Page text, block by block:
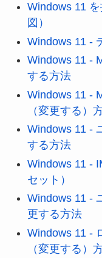
Windows 11
図）
Windows 11 -
Windows 11 -
する方法
Windows 11 -
（変更する）
Windows 11 -
する方法
Windows 11 -
セット）
Windows 11 -
更する方法
Windows 11 -
（変更する）